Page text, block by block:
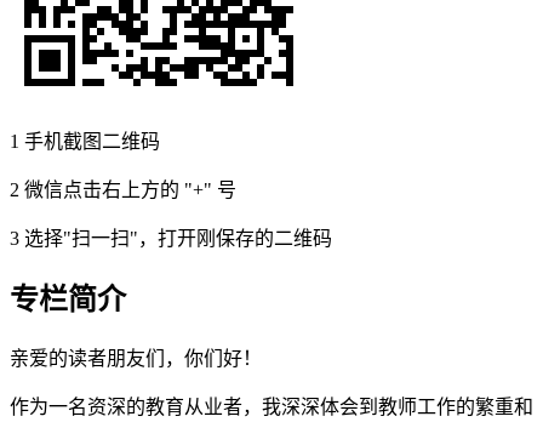
1 手机截图二维码
2 微信点击右上方的 "+" 号
3 选择"扫一扫"，打开刚保存的二维码
专栏简介
亲爱的读者朋友们，你们好！
作为一名资深的教育从业者，我深深体会到教师工作的繁重和